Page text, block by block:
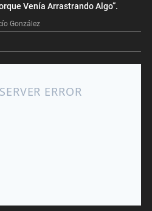
Venía Arrastrando Algo”.
González